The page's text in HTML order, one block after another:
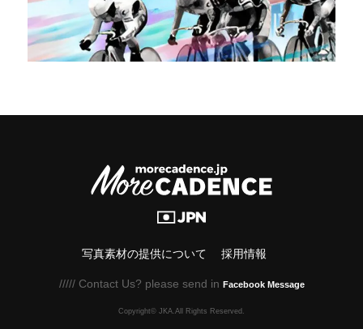
写真素材の提供について 採用情報
///// Contact Us? please send in Facebook Message
Copyright© JKA.All Rights Reserved.